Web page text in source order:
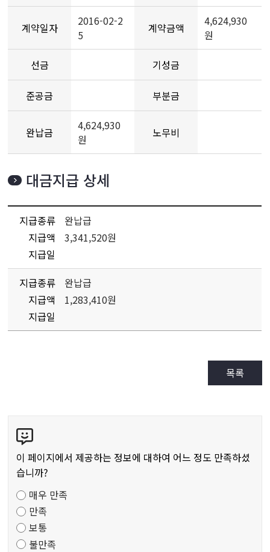
계약일자
2016-02-2
5
계약금액
4,624,930
원
선금 기성금
준공금 부분금
완납금
4,624,930
원
노무비
대금지급 상세
지급종류
완납급
지급액
3,341,520원
지급일
지급종류
완납급
지급액
1,283,410원
지급일
목록
텐
츠
만
도
조
사
이 페이지에서 제공하는 정보에 대하여 어느 정도 만족하셨
습니까?
매우 만족
만족
보통
불만족